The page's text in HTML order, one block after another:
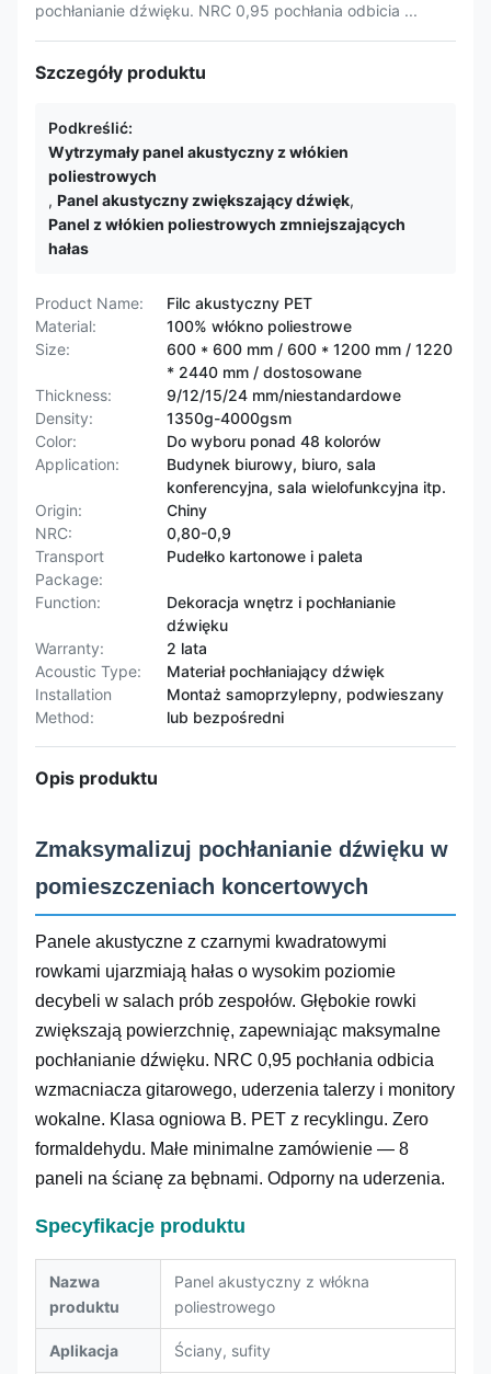
pochłanianie dźwięku. NRC 0,95 pochłania odbicia ...
Szczegóły produktu
Podkreślić:
Wytrzymały panel akustyczny z włókien
poliestrowych
, Panel akustyczny zwiększający dźwięk,
Panel z włókien poliestrowych zmniejszających
hałas
Product Name:
Filc akustyczny PET
Material:
100% włókno poliestrowe
Size:
600 * 600 mm / 600 * 1200 mm / 1220
* 2440 mm / dostosowane
Thickness:
9/12/15/24 mm/niestandardowe
Density:
1350g-4000gsm
Color:
Do wyboru ponad 48 kolorów
Application:
Budynek biurowy, biuro, sala
konferencyjna, sala wielofunkcyjna itp.
Origin:
Chiny
NRC:
0,80-0,9
Transport
Package:
Pudełko kartonowe i paleta
Function:
Dekoracja wnętrz i pochłanianie
dźwięku
Warranty:
2 lata
Acoustic Type:
Materiał pochłaniający dźwięk
Installation
Method:
Montaż samoprzylepny, podwieszany
lub bezpośredni
Opis produktu
Zmaksymalizuj pochłanianie dźwięku w
pomieszczeniach koncertowych
Panele akustyczne z czarnymi kwadratowymi
rowkami ujarzmiają hałas o wysokim poziomie
decybeli w salach prób zespołów. Głębokie rowki
zwiększają powierzchnię, zapewniając maksymalne
pochłanianie dźwięku. NRC 0,95 pochłania odbicia
wzmacniacza gitarowego, uderzenia talerzy i monitory
wokalne. Klasa ogniowa B. PET z recyklingu. Zero
formaldehydu. Małe minimalne zamówienie — 8
paneli na ścianę za bębnami. Odporny na uderzenia.
Specyfikacje produktu
Nazwa
produktu
Panel akustyczny z włókna
poliestrowego
Aplikacja Ściany, sufity